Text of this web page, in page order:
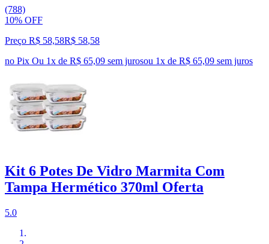
(788)
10% OFF
Preço R$ 58,58R$ 58,58
no Pix Ou 1x de R$ 65,09 sem jurosou 1x de R$ 65,09 sem juros
Kit 6 Potes De Vidro Marmita Com
Tampa Hermético 370ml Oferta
5.0